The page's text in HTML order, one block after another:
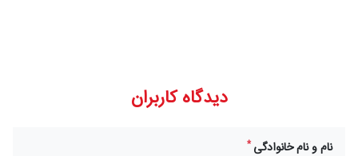
دیدگاه کاربران
نام و نام خانوادگی*